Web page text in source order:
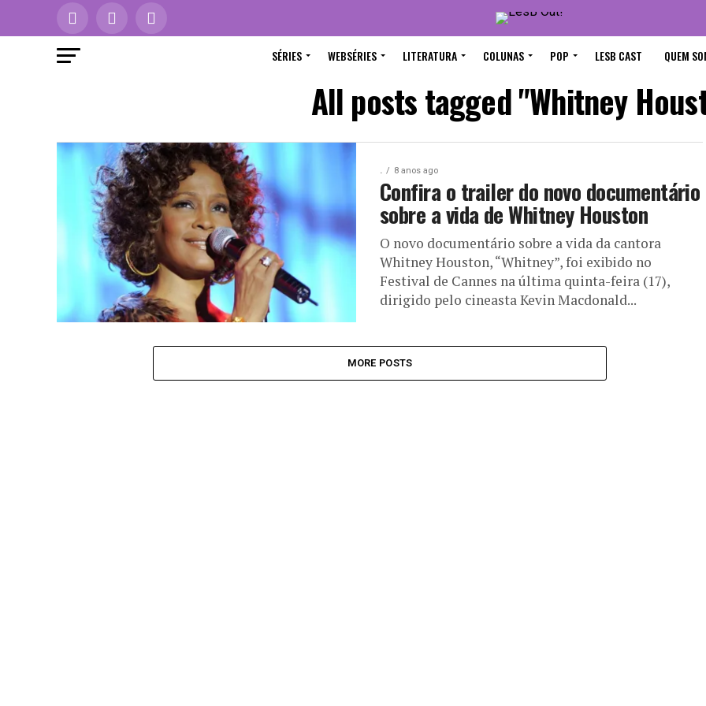
SÉRIES WEBSÉRIES LITERATURA COLUNAS POP LESB CAST QUEM
All posts tagged "Whitney
. 8 anos ago
Confira o trailer do novo documentário
sobre a vida de Whitney Houston
O novo documentário sobre a vida da cantora
Whitney Houston, “Whitney”, foi exibido no
Festival de Cannes na última quinta-feira (17),
dirigido pelo cineasta Kevin Macdonald...
MORE POSTS